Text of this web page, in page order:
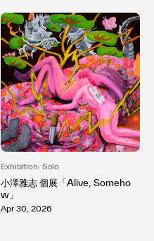
Exhibition: Solo
小澤雅志 個展「Alive, Someho
w」
Apr 30, 2026